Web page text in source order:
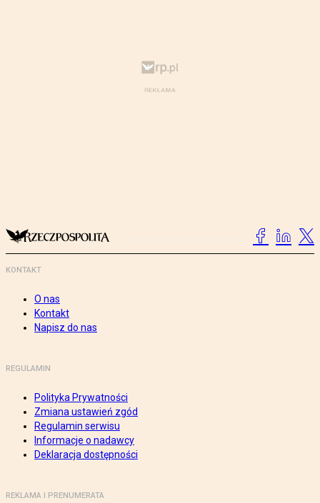
KONTAKT
O nas
Kontakt
Napisz do nas
REGULAMIN
Polityka Prywatności
Zmiana ustawień zgód
Regulamin serwisu
Informacje o nadawcy
Deklaracja dostępności
REKLAMA I PRENUMERATA